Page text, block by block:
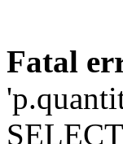
Fatal